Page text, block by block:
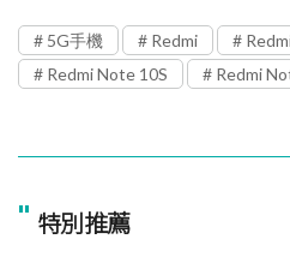
5G手機 Redmi
Redmi Note 10S
Redmi
" 特別推薦